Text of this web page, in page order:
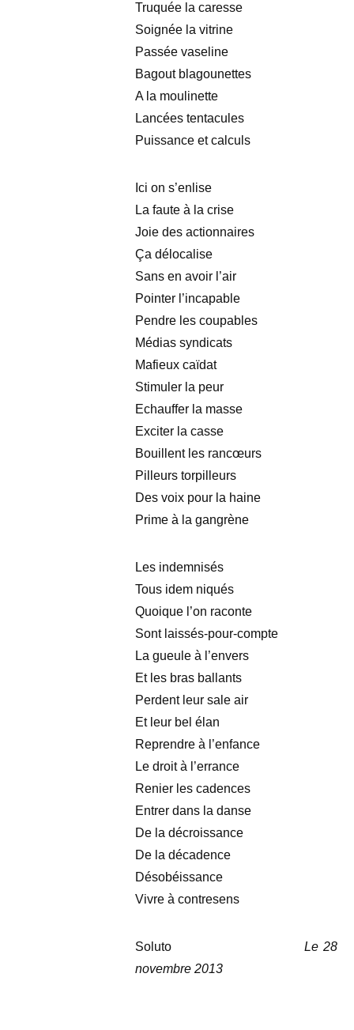
Truquée la caresse
Soignée la vitrine
Passée vaseline
Bagout blagounettes
A la moulinette
Lancées tentacules
Puissance et calculs
Ici on s’enlise
La faute à la crise
Joie des actionnaires
Ça délocalise
Sans en avoir l’air
Pointer l’incapable
Pendre les coupables
Médias syndicats
Mafieux caïdat
Stimuler la peur
Echauffer la masse
Exciter la casse
Bouillent les rancœurs
Pilleurs torpilleurs
Des voix pour la haine
Prime à la gangrène
Les indemnisés
Tous idem niqués
Quoique l’on raconte
Sont laissés-pour-compte
La gueule à l’envers
Et les bras ballants
Perdent leur sale air
Et leur bel élan
Reprendre à l’enfance
Le droit à l’errance
Renier les cadences
Entrer dans la danse
De la décroissance
De la décadence
Désobéissance
Vivre à contresens
Soluto
Le 28
novembre 2013